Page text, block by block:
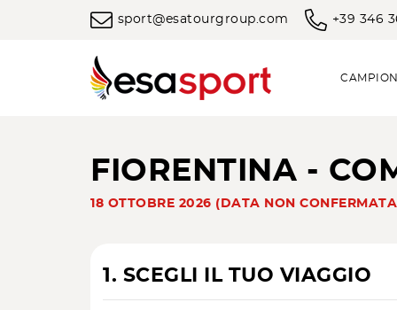
sport@esatourgroup.com +39 346
FIORENTINA -
18 OTTOBRE 2026 (DATA NON
1. SCEGLI IL TUO VIAGGIO